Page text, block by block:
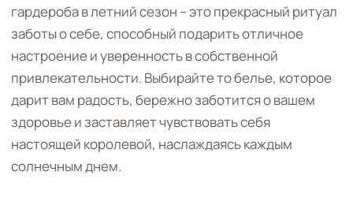
гардероба в летний сезон – это прекрасный ритуал
заботы о себе, способный подарить отличное
настроение и уверенность в собственной
привлекательности. Выбирайте то белье, которое
дарит вам радость, бережно заботится о вашем
здоровье и заставляет чувствовать себя
настоящей королевой, наслаждаясь каждым
солнечным днем.